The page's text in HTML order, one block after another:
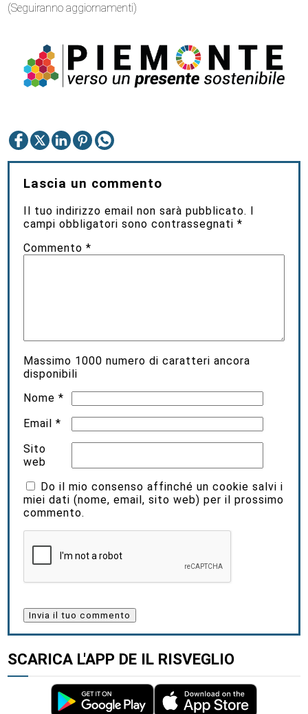
(Seguiranno aggiornamenti)
Lascia un commento
Il tuo indirizzo email non sarà pubblicato. I
campi obbligatori sono contrassegnati*
Commento*
Massimo 1000 numero di caratteri ancora
disponibili
Nome*
Email*
Sito
web
Do il mio consenso affinché un cookie salvi i
miei dati (nome, email, sito web) per il prossimo
commento.
SCARICA L'APP DE IL RISVEGLIO